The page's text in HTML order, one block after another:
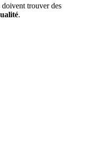
trouver des
.